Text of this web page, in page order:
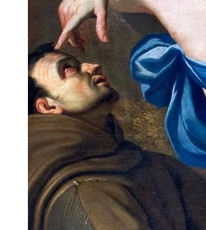
Catégorie non définie